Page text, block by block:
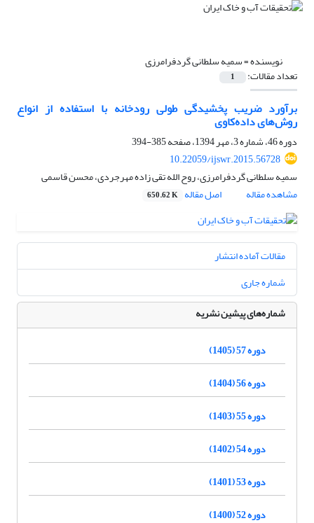
نویسنده =سمیه سلطانی گردفرامرزی
تعداد مقالات: 1
برآورد ضریب پخشیدگی طولی رودخانه با استفاده از انواع
روش‌های داده‌کاوی
دوره 46، شماره 3، مهر 1394، صفحه
385-394
10.22059/ijswr.2015.56728
سمیه سلطانی گردفرامرزی، روح الله تقی زاده مهرجردی، محسن قاسمی
مشاهده مقاله
اصل مقاله 650.62 K
مقالات آماده انتشار
شماره جاری
شماره‌های پیشین نشریه
دوره 57 (1405)
دوره 56 (1404)
دوره 55 (1403)
دوره 54 (1402)
دوره 53 (1401)
دوره 52 (1400)